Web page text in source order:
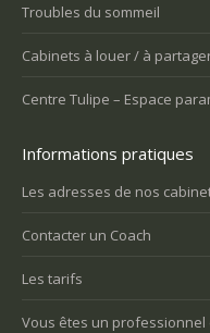
Troubles du sommeil
Cabinets à louer / à
Centre Tulipe – Espace
Informations pratiques
Les adresses de nos
Contacter un Coach
Les tarifs
Vous êtes un professionnel